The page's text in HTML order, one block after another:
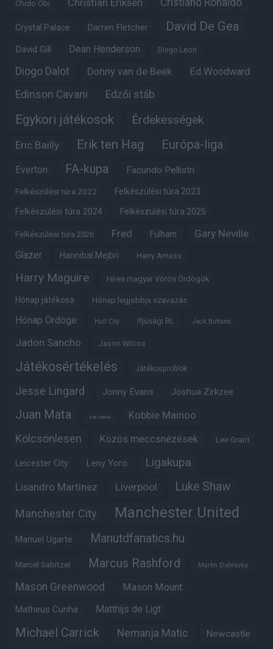
Chido Obi Christian Eriksen Cristiano Ronaldo
Crystal Palace Darren Fletcher David De Gea
David Gill Dean Henderson Diego Leon
Diogo Dalot Donny van de Beek Ed Woodward
Edinson Cavani Edzői stáb
Egykori játékosok Érdekességek
Eric Bailly Erik ten Hag Európa-liga
Everton FA-kupa Facundo Pellistri
Felkészülési túra 2022 Felkészülési túra 2023
Felkészülési túra 2024 Felkészülési túra 2025
Felkészülési túra 2026 Fred Fulham Gary Neville
Glazer Hannibal Mejbri Harry Amass
Harry Maguire Híres magyar Vörös Ördögök
Hónap játékosa Hónap legjobbja szavazás
Hónap Ördöge Hull City Ifjúsági BL Jack Butland
Jadon Sancho Jason Wilcox
Játékosértékelés Játékosprofilok
Jesse Lingard Jonny Evans Joshua Zirkzee
Juan Mata Karl Darlow Kobbie Mainoo
Kölcsönlesen Közös meccsnézések Lee Grant
Leicester City Leny Yoro Ligakupa
Lisandro Martinez Liverpool Luke Shaw
Manchester City Manchester United
Manuel Ugarte Manutdfanatics.hu
Marcel Sabitzer Marcus Rashford Martin Dubravka
Mason Greenwood Mason Mount
Matheus Cunha Matthijs de Ligt
Michael Carrick Nemanja Matic Newcastle